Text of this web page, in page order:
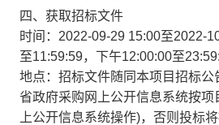
四、获取招标文件
时间： 2022-09-29 15:00至2022-
至11:59:59，下午12:00:00至
地点：招标文件随同本项目招标
省政府采购网上公开信息系统按
上公开信息系统操作)，否则投标将